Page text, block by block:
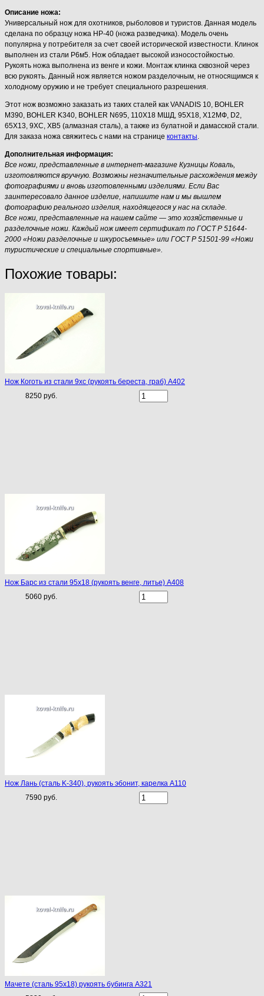
Описание ножа:
Универсальный нож для охотников, рыболовов и туристов. Данная модель
сделана по образцу ножа НР-40 (ножа разведчика). Модель очень
популярна у потребителя за счет своей исторической известности. Клинок
выполнен из стали Р6м5. Нож обладает высокой износостойкостью.
Рукоять ножа выполнена из венге и кожи. Монтаж клинка сквозной через
всю рукоять. Данный нож является ножом разделочным, не относящимся к
холодному оружию и не требует специального разрешения.
Этот нож возможно заказать из таких сталей как VANADIS 10, BOHLER
M390, BOHLER K340, BOHLER N695, 110Х18 МШД, 95Х18, Х12МФ, D2,
65Х13, 9ХС, ХВ5 (алмазная сталь), а также из булатной и дамасской стали.
Для заказа ножа свяжитесь с нами на странице контакты.
Дополнительная информация:
Все ножи, представленные в интернет-магазине Кузницы Коваль,
изготовляются вручную. Возможны незначительные расхождения между
фотографиями и вновь изготовленными изделиями. Если Вас
заинтересовало данное изделие, напишите нам и мы вышлем
фотографию реального изделия, находящегося у нас на складе.
Все ножи, представленные на нашем сайте — это хозяйственные и
разделочные ножи. Каждый нож имеет сертификат по ГОСТ Р 51644-
2000 «Ножи разделочные и шкуросъемные» или ГОСТ Р 51501-99 «Ножи
туристические и специальные спортивные».
Похожие товары:
Нож Коготь из стали 9хс (рукоять береста, граб) A402
8250 руб.
Нож Барс из стали 95х18 (рукоять венге, литье) A408
5060 руб.
Нож Лань (сталь K-340), рукоять эбонит, карелка A110
7590 руб.
Мачете (сталь 95х18) рукоять бубинга A321